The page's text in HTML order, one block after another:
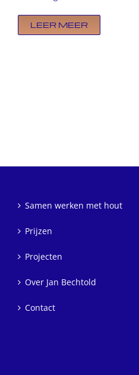
LEER MEER
Samen werken met hout
Prijzen
Projecten
Over Jan Bechtold
Contact